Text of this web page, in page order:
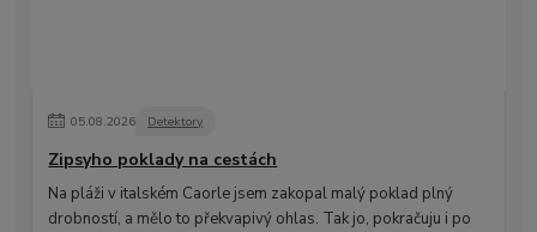
05.08.2026 Detektory
Zipsyho poklady na cestách
Na pláži v italském Caorle jsem zakopal malý poklad plný
drobností, a mělo to překvapivý ohlas. Tak jo, pokračuju i po